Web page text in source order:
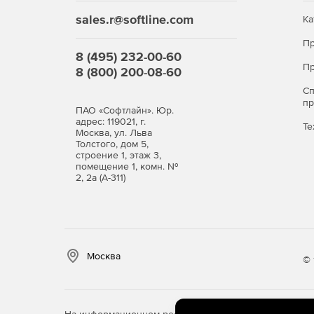
Агрегирование и приоритизация данных о
Автоматическое оповещение оператора о
Ролевая модель доступа в консоль
Аудит действий оператора WAF в консоли
sales.r@softline.com
8 (495) 232-00-60
8 (800) 200-08-60
ПАО «Софтлайн». Юр.
адрес: 119021, г.
Москва, ул. Льва
Толстого, дом 5,
строение 1, этаж 3,
помещение 1, комн. №
2, 2а (А-311)
Москва ©